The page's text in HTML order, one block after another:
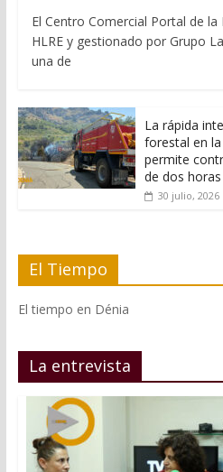
El Centro Comercial Portal de
HLRE y gestionado por Grupo
una de
La rápida
forestal en la
permite
de dos horas
30 julio, 2026
El Tiempo
El tiempo en Dénia
La entrevista